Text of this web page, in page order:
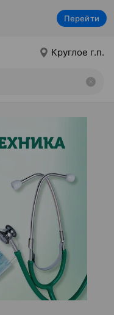
Перейти
Круглое г.п.